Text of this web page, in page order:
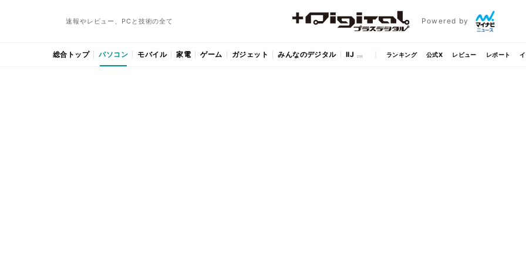
速報やレビュー、PCと技術の全て Powered by
総合トップ パソコン モバイル 家電 ゲーム ガジェット みんなのデジタル IIJ ランキング 公式X レビュー レポート